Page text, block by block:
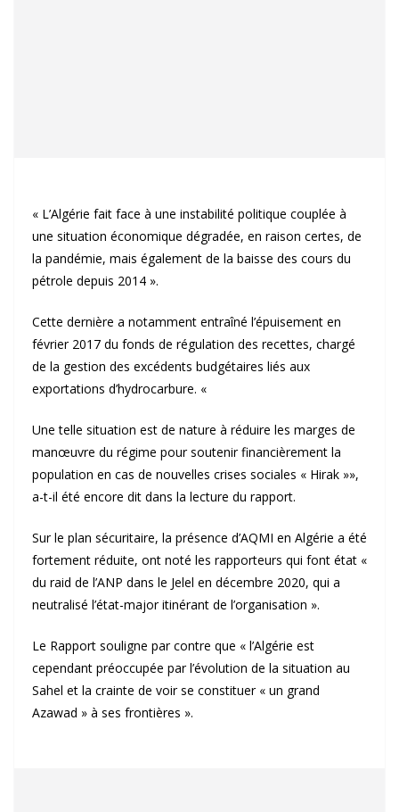
« L’Algérie fait face à une instabilité politique couplée à
une situation économique dégradée, en raison certes, de
la pandémie, mais également de la baisse des cours du
pétrole depuis 2014 ».
Cette dernière a notamment entraîné l’épuisement en
février 2017 du fonds de régulation des recettes, chargé
de la gestion des excédents budgétaires liés aux
exportations d’hydrocarbure. «
Une telle situation est de nature à réduire les marges de
manœuvre du régime pour soutenir financièrement la
population en cas de nouvelles crises sociales « Hirak »»,
a-t-il été encore dit dans la lecture du rapport.
Sur le plan sécuritaire, la présence d’AQMI en Algérie a été
fortement réduite, ont noté les rapporteurs qui font état «
du raid de l’ANP dans le Jelel en décembre 2020, qui a
neutralisé l’état-major itinérant de l’organisation ».
Le Rapport souligne par contre que « l’Algérie est
cependant préoccupée par l’évolution de la situation au
Sahel et la crainte de voir se constituer « un grand
Azawad » à ses frontières ».